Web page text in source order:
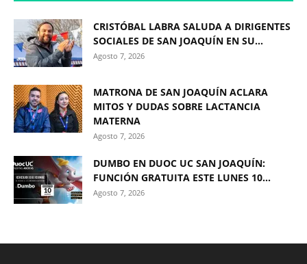
CRISTÓBAL LABRA SALUDA A DIRIGENTES
SOCIALES DE SAN JOAQUÍN EN SU...
Agosto 7, 2026
MATRONA DE SAN JOAQUÍN ACLARA
MITOS Y DUDAS SOBRE LACTANCIA
MATERNA
Agosto 7, 2026
DUMBO EN DUOC UC SAN JOAQUÍN:
FUNCIÓN GRATUITA ESTE LUNES 10...
Agosto 7, 2026